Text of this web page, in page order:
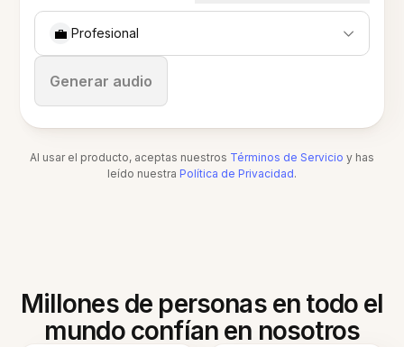
💼 Profesional
Generar audio
Detener
Al usar el producto, aceptas nuestros Términos de Servicio y has
leído nuestra Política de Privacidad.
Millones de personas en todo el
mundo confían en nosotros